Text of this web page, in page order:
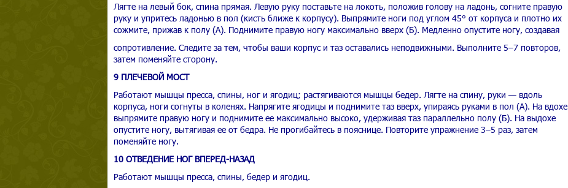
Лягте на левый бок, спина прямая. Левую руку поставьте на локоть, положив голову на ладонь, согните правую
руку и упритесь ладонью в пол (кисть ближе к корпусу). Выпрямите ноги под углом 45° от корпуса и плотно их
сожмите, прижав к полу (А). Поднимите правую ногу максимально вверх (Б). Медленно опустите ногу, создавая
сопротивление. Следите за тем, чтобы ваши корпус и таз оставались неподвижными. Выполните 5–7 повторов,
затем поменяйте сторону.
9 ПЛЕЧЕВОЙ МОСТ
Работают мышцы пресса, спины, ног и ягодиц; растягиваются мышцы бедер. Лягте на спину, руки — вдоль
корпуса, ноги согнуты в коленях. Напрягите ягодицы и поднимите таз вверх, упираясь руками в пол (А). На вдохе
выпрямите правую ногу и поднимите ее максимально высоко, удерживая таз параллельно полу (Б). На выдохе
опустите ногу, вытягивая ее от бедра. Не прогибайтесь в пояснице. Повторите упражнение 3–5 раз, затем
поменяйте ногу.
10 ОТВЕДЕНИЕ НОГ ВПЕРЕД-НАЗАД
Работают мышцы пресса, спины, бедер и ягодиц.